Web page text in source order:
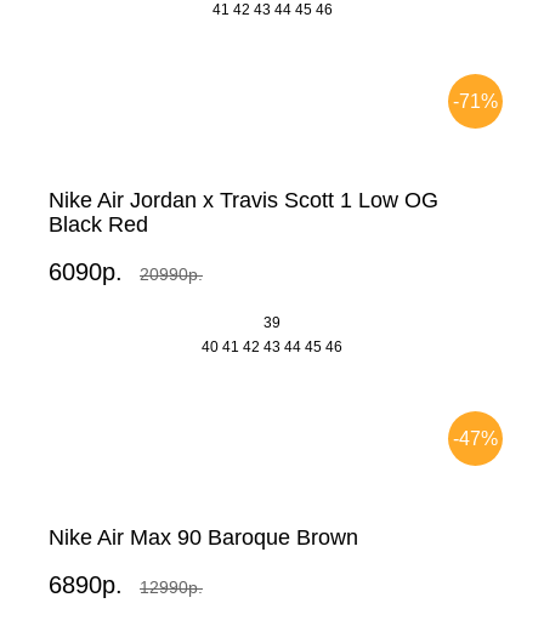
41 42 43 44 45 46
-71%
Nike Air Jordan x Travis Scott 1 Low OG
Black Red
6090р. 20990р.
39
40 41 42 43 44 45 46
-47%
Nike Air Max 90 Baroque Brown
6890р. 12990р.